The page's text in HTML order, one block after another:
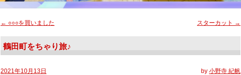
← ○○○を買いました スターカット →
鶴田町をちゃり旅♪
2021年10月13日 by 小野寺 紀帆